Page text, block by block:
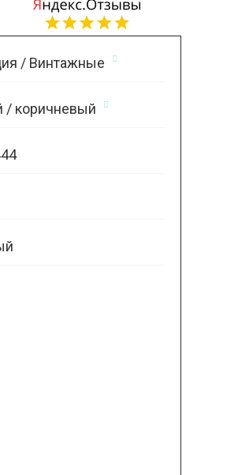
/ Винтажные
коричневый